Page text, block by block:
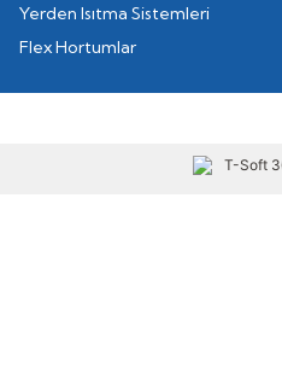
Yerden Isıtma Sistemleri
Flex Hortumlar